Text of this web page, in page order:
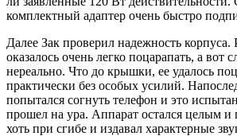
комплектный адаптер очень быстро
Далее Зак проверил надежность
оказалось очень легко поцарапать, а вот
нереально. Что до крышки, ее удалось
практически без особых усилий.
попытался согнуть телефон и это
прошел на ура. Аппарат остался целым и
хоть при сгибе и издавал характерные